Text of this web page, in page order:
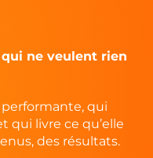
ne veulent rien
qui
qui livre ce qu’elle
des résultats.